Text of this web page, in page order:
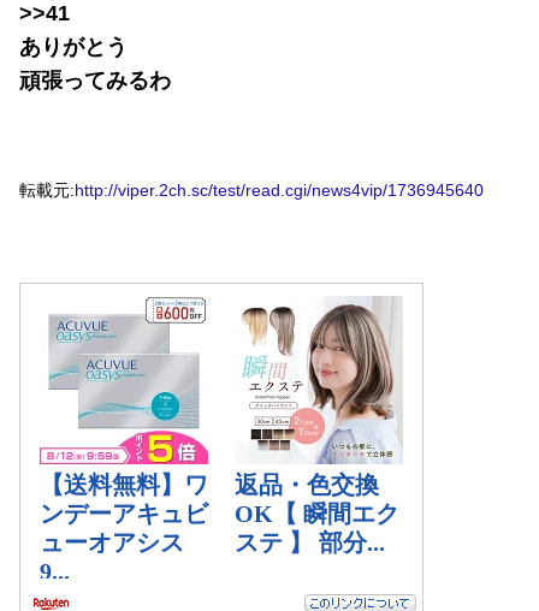
>>41
ありがとう
頑張ってみるわ
転載元:http://viper.2ch.sc/test/read.cgi/news4vip/1736945640